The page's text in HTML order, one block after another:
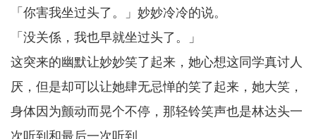
「你害我坐过头了。」妙妙冷冷的说。
「没关係，我也早就坐过头了。」
这突来的幽默让妙妙笑了起来，她心想这同学真讨人
厌，但是却可以让她肆无忌惮的笑了起来，她大笑，
身体因为颤动而晃个不停，那轻铃笑声也是林达头一
次听到和最后一次听到。